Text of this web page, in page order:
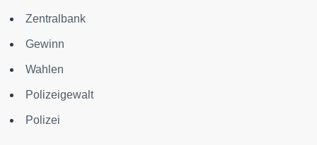
Zentralbank
Gewinn
Wahlen
Polizeigewalt
Polizei